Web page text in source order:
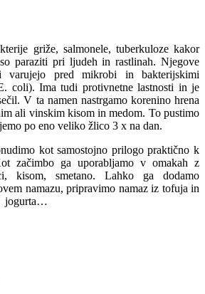
griže, salmonele, tuberkuloze kakor
paraziti pri ljudeh in rastlinah. Njegove
varujejo pred mikrobi in bakterijskimi
coli). Ima tudi protivnetne lastnosti in je
V ta namen nastrgamo korenino hrena
ali vinskim kisom in medom. To pustimo
po eno veliko žlico 3 x na dan.
kot samostojno prilogo praktično k
začimbo ga uporabljamo v omakah z
kisom, smetano. Lahko ga dodamo
namazu, pripravimo namaz iz tofuja in
jogurta…